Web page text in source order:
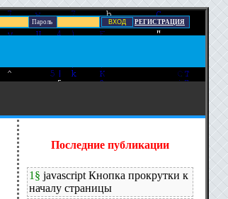
Пароль РЕГИСТРАЦИЯ
Последние публикации
1§ javascript Кнопка прокрутки к
началу страницы